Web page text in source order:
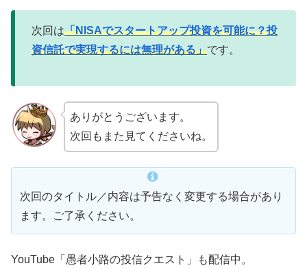
次回は「NISAでスタートアップ投資を可能に？投
資信託で実現するには無理がある」です。
ありがとうございます。
次回もまた見てくださいね。
次回のタイトル／内容は予告なく変更する場合があり
ます。ご了承ください。
YouTube「愚者小路の投信クエスト」も配信中。